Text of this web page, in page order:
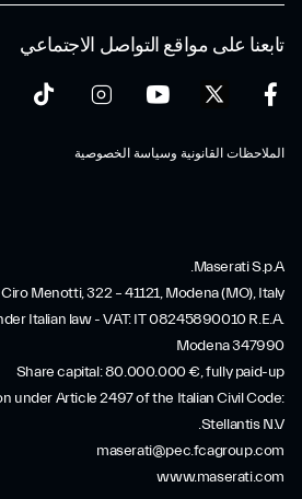
تابعنا على مواقع التواصل الاجتماعي
الملاحظات القانونية وسياسة الخصوصية
Maserati S.p.A.
Menotti, 322 – 41121, Modena (MO), Italy
Italian law - VAT: IT 08245890010 R.E.A.
Modena 347990
Share capital: 80.000.000 €, fully paid-up
under Article 2497 of the Italian Civil Code:
Stellantis N.V.
maserati@pec.fcagroup.com
www.maserati.com